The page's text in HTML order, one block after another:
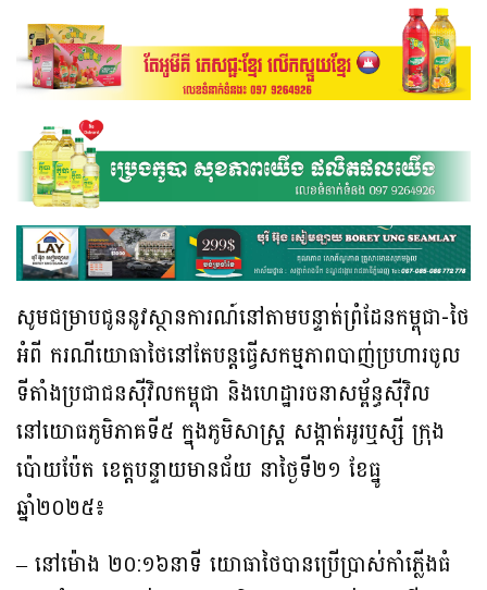
សូមជម្រាបជូននូវស្ថានការណ៍នៅតាមបន្ទាត់ព្រំដែនកម្ពុជា-ថៃ
អំពី ករណីយោធាថៃនៅតែបន្តធ្វើសកម្មភាពបាញ់ប្រហារចូល
ទីតាំងប្រជាជនស៊ីវិលកម្ពុជា និងហេដ្ឋារចនាសម្ព័ន្ធស៊ីវិល
នៅយោធភូមិភាគទី៥ ក្នុងភូមិសាស្រ្ត សង្កាត់អូរឬស្សី ក្រុង
ប៉ោយប៉ែត ខេត្តបន្ទាយមានជ័យ នាថ្ងៃទី២១ ខែធ្នូ
ឆ្នាំ២០២៥៖
– នៅម៉ោង ២០:១៦នាទី យោធាថៃបានប្រើប្រាស់កាំភ្លើងធំ